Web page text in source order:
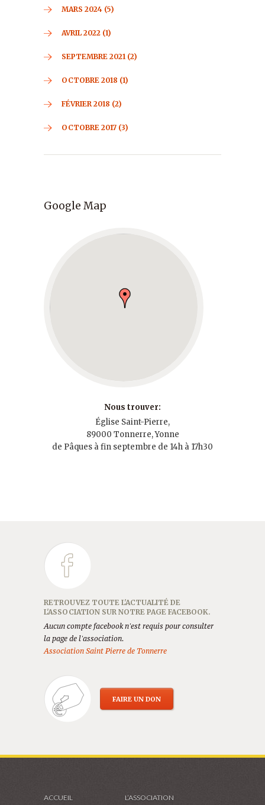
MARS 2024 (5)
AVRIL 2022 (1)
SEPTEMBRE 2021 (2)
OCTOBRE 2018 (1)
FÉVRIER 2018 (2)
OCTOBRE 2017 (3)
Google Map
Nous trouver:
Église Saint-Pierre,
89000 Tonnerre, Yonne
de Pâques à fin septembre de 14h à 17h30
RETROUVEZ TOUTE L'ACTUALITÉ DE
L'ASSOCIATION SUR NOTRE PAGE FACEBOOK.
Aucun compte facebook n'est requis pour consulter
la page de l'association.
Association Saint Pierre de Tonnerre
FAIRE UN DON
ACCUEIL L’ASSOCIATION